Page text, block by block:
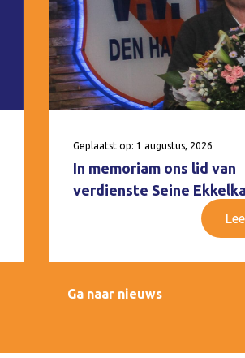
Geplaatst op: 1 augustus, 2026
In memoriam ons lid van
verdienste Seine
Ga naar nieuws